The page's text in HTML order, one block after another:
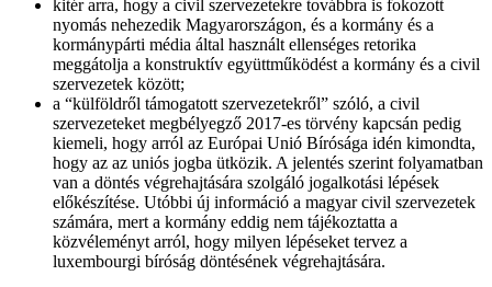
kitér arra, hogy a civil szervezetekre továbbra is fokozott
nyomás nehezedik Magyarországon, és a kormány és a
kormánypárti média által használt ellenséges retorika
meggátolja a konstruktív együttműködést a kormány és a civil
szervezetek között;
a “külföldről támogatott szervezetekről” szóló, a civil
szervezeteket megbélyegző 2017-es törvény kapcsán pedig
kiemeli, hogy arról az Európai Unió Bírósága idén kimondta,
hogy az az uniós jogba ütközik. A jelentés szerint folyamatban
van a döntés végrehajtására szolgáló jogalkotási lépések
előkészítése. Utóbbi új információ a magyar civil szervezetek
számára, mert a kormány eddig nem tájékoztatta a
közvéleményt arról, hogy milyen lépéseket tervez a
luxembourgi bíróság döntésének végrehajtására.